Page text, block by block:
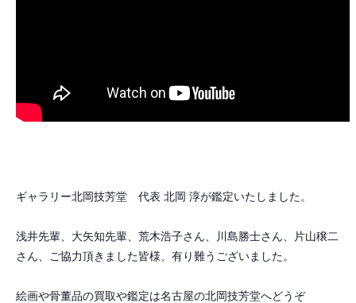
ギャラリー北岡技芳堂 代表 北岡 淳が鑑定いたしました。
浅井先輩、大矢知先輩、荒木浩子さん、川島勝士さん、片山穣二
さん、ご協力頂きました皆様、有り難うございました。
絵画や骨董品の買取や鑑定は名古屋の北岡技芳堂へどうぞ